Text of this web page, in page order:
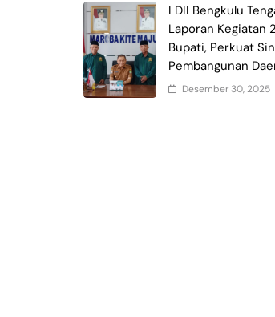
LDII Bengkulu
Laporan Kegiatan
Bupati, Perkuat
Pembangunan
Desember 30, 2025